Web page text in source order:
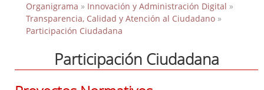
Organigrama » Innovación y Administración Digital »
Transparencia, Calidad y Atención al Ciudadano»
Participación Ciudadana
Participación Ciudadana